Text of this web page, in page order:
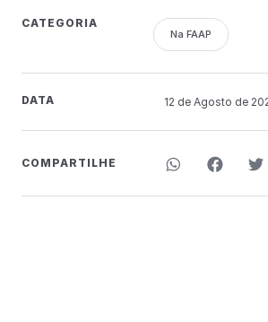
CATEGORIA
Na FAAP
DATA 12 de Agosto de
COMPARTILHE